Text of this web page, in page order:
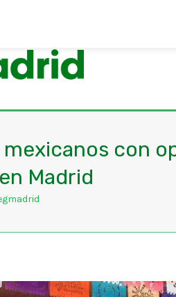
con
Madrid